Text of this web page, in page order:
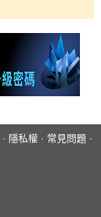
· 隱私權 · 常見問題 ·